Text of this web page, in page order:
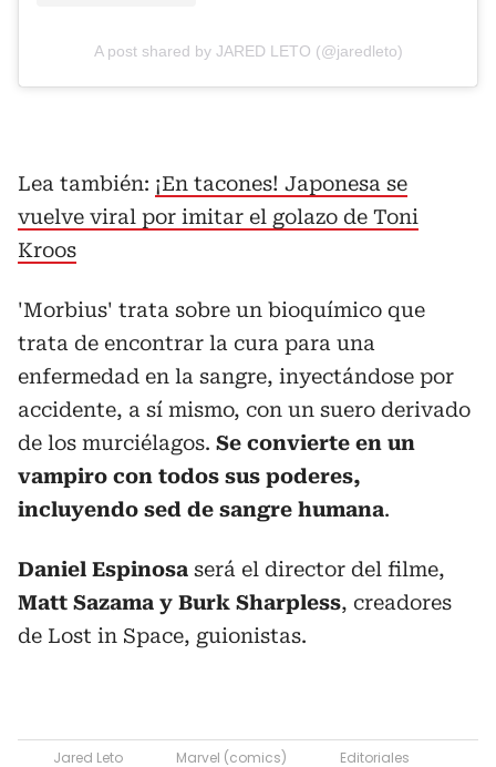
A post shared by JARED LETO (@jaredleto)
Lea también: ¡En tacones! Japonesa se
vuelve viral por imitar el golazo de Toni
Kroos
'Morbius' trata sobre un bioquímico que
trata de encontrar la cura para una
enfermedad en la sangre, inyectándose por
accidente, a sí mismo, con un suero derivado
de los murciélagos. Se convierte en un
vampiro con todos sus poderes,
incluyendo sed de sangre humana.
Daniel Espinosa será el director del filme,
Matt Sazama y Burk Sharpless, creadores
de Lost in Space, guionistas.
Jared Leto Marvel (comics) Editoriales